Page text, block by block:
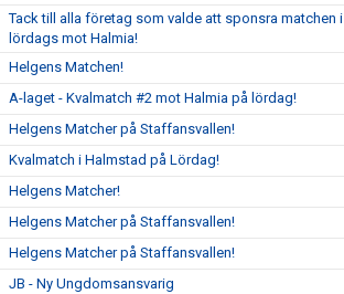
Tack till alla företag som valde att sponsra matchen i
lördags mot Halmia!
Helgens Matchen!
A-laget - Kvalmatch #2 mot Halmia på lördag!
Helgens Matcher på Staffansvallen!
Kvalmatch i Halmstad på Lördag!
Helgens Matcher!
Helgens Matcher på Staffansvallen!
Helgens Matcher på Staffansvallen!
JB - Ny Ungdomsansvarig